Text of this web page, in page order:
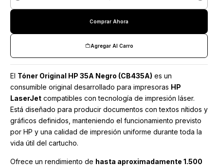
Cantidad
Agregar Al Carro
Comprar Ahora
El Tóner Original HP 35A Negro (CB435A) es un
consumible original desarrollado para impresoras HP
LaserJet compatibles con tecnología de impresión láser.
Está diseñado para producir documentos con textos nítidos y
gráficos definidos, manteniendo el funcionamiento previsto
por HP y una calidad de impresión uniforme durante toda la
vida útil del cartucho.
Ofrece un rendimiento de hasta aproximadamente 1.500